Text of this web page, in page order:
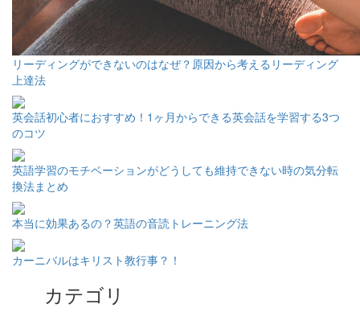
リーディングができないのはなぜ？原因から考えるリーディング
上達法
英会話初心者におすすめ！1ヶ月からできる英会話を学習する3つ
のコツ
英語学習のモチベーションがどうしても維持できない時の気分転
換法まとめ
本当に効果あるの？英語の音読トレーニング法
カーニバルはキリスト教行事？！
カテゴリ